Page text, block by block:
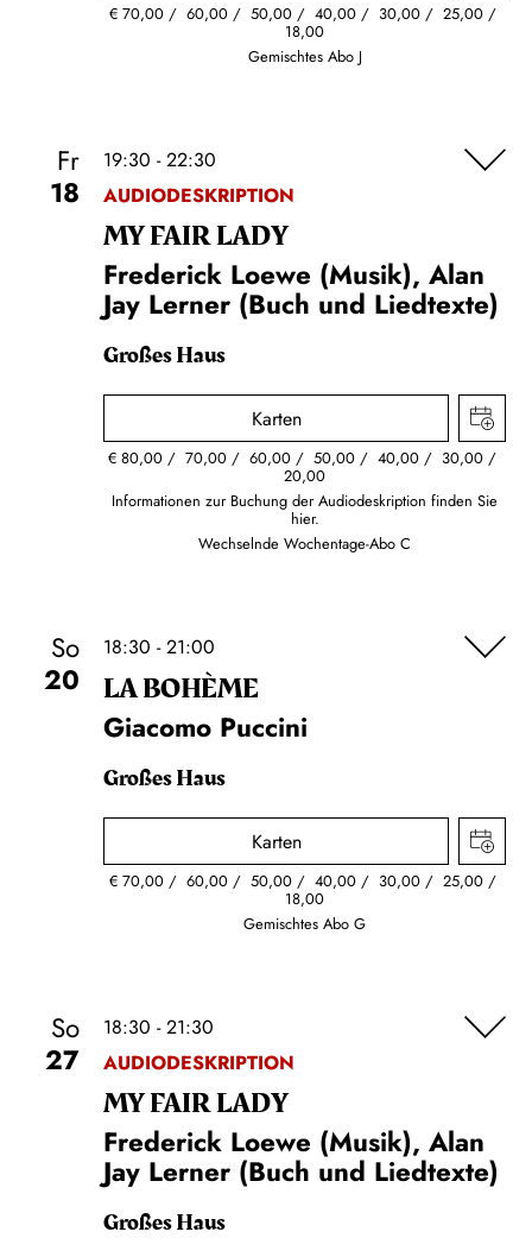
€ 70,00 60,00 50,00 40,00 30,00 25,00
18,00
Gemischtes Abo J
Fr
18
19:30 - 22:30
AUDIODESKRIPTION
MY FAIR LADY
Frederick Loewe (Musik), Alan
Jay Lerner (Buch und Liedtexte)
Großes Haus
Karten
€80,00 70,00 60,00 50,00 40,00 30,00
20,00
Informationen zur Buchung der Audiodeskription finden Sie
hier.
Wechselnde Wochentage-Abo C
So
20
18:30 - 21:00
LA BOHÈME
Giacomo Puccini
Großes Haus
Karten
€ 70,00 60,00 50,00 40,00 30,00 25,00
18,00
Gemischtes Abo G
So
27
18:30 - 21:30
AUDIODESKRIPTION
MY FAIR LADY
Frederick Loewe (Musik), Alan
Jay Lerner (Buch und Liedtexte)
Großes Haus